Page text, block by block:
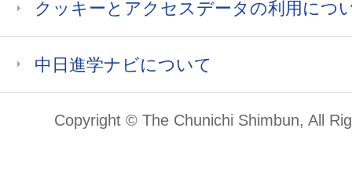
クッキーとアクセスデータの利用につ
中日進学ナビについて
Copyright © The Chunichi Shimbun, All